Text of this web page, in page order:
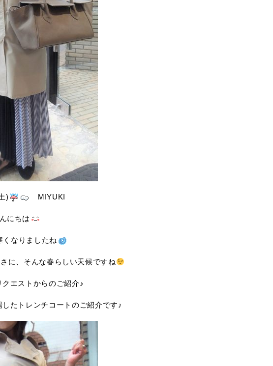
) MIYUKI
にちは
くなりましたね
に、そんな春らしい天候ですね
クエストからのご紹介♪
たトレンチコートのご紹介です♪